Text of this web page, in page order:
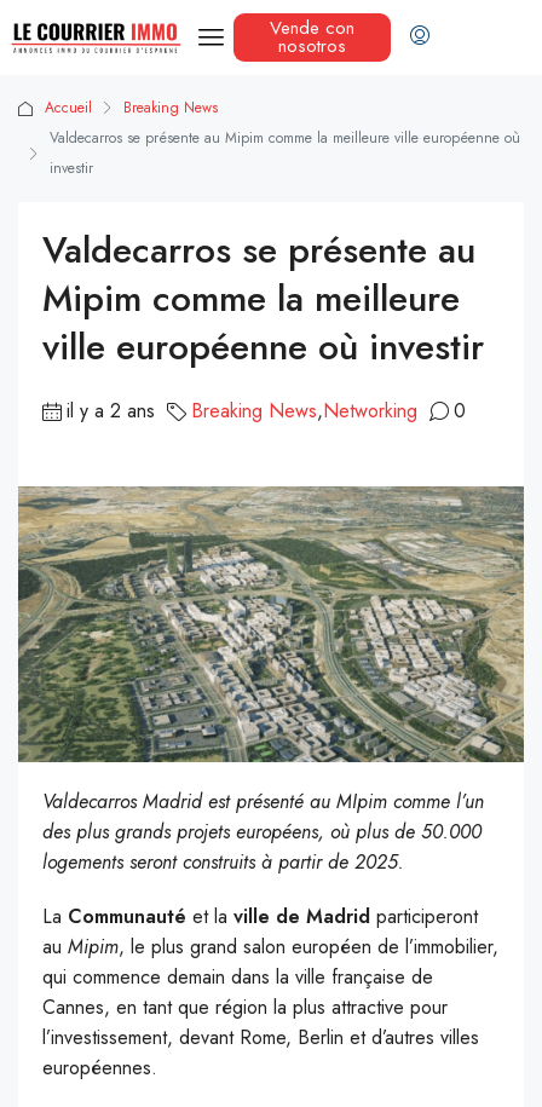
Vende con
nosotros
Accueil
Breaking News
Valdecarros se présente au Mipim comme la meilleure ville européenne où
investir
Valdecarros se présente au
Mipim comme la meilleure
ville européenne où investir
il y a 2 ans Breaking News,Networking 0
Valdecarros Madrid est présenté au MIpim comme l’un
des plus grands projets européens, où plus de 50.000
logements seront construits à partir de 2025.
La Communauté et la ville de Madrid participeront
au Mipim, le plus grand salon européen de l’immobilier,
qui commence demain dans la ville française de
Cannes, en tant que région la plus attractive pour
l’investissement, devant Rome, Berlin et d’autres villes
européennes.